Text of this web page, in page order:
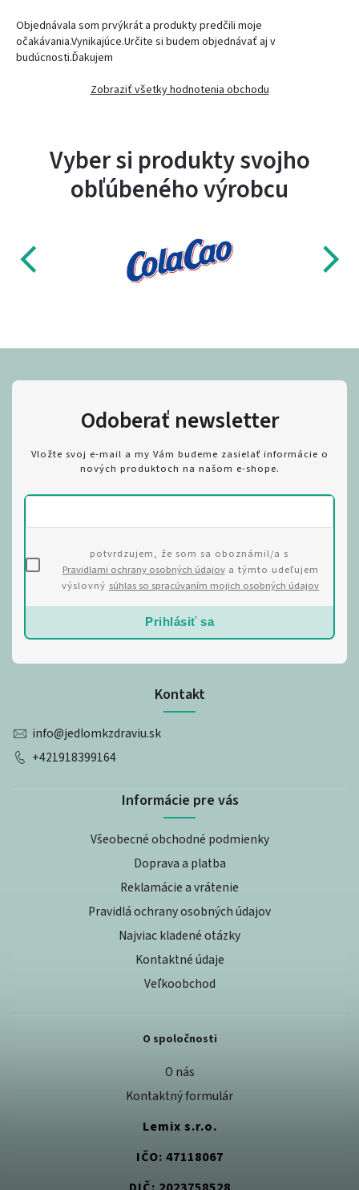
Objednávala som prvýkrát a produkty predčili moje
očakávania.Vynikajúce.Určite si budem objednávať aj v
budúcnosti.Ďakujem
Zobraziť všetky hodnotenia obchodu
Vyber si produkty svojho
obľúbeného výrobcu
Kontakt
info@jedlomkzdraviu.sk
+421918399164
Informácie pre vás
Všeobecné obchodné podmienky
Doprava a platba
Reklamácie a vrátenie
Pravidlá ochrany osobných údajov
Najviac kladené otázky
Kontaktné údaje
Veľkoobchod
O spoločnosti
O nás
Kontaktný formulár
Lemix s.r.o.
IČO: 47118067
Odoberať newsletter
Vložte svoj e-mail a my Vám budeme zasielať informácie o
nových produktoch na našom e-shope.
potvrdzujem, že som sa oboznámil/a s
Pravidlami ochrany osobných údajova týmto udeľujem
výslovný súhlas so spracúvaním mojich osobných údajov
Prihlásiť sa